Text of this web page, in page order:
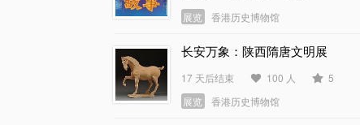
展览
香港历史博物馆
长安万象：陕西隋唐文明展
17 天后结束 100 人
5
展览
香港历史博物馆